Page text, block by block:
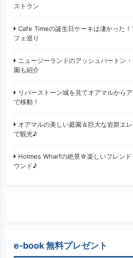
ストラン
Cafe Timeの誕生日ケーキは凄かった！
フェ巡り
ニュージーランドのアッシュバートン
園も紹介
リバーストーン城を見てオアマルから
で移動！
オアマルの美しい庭園＆巨大な岩群エ
で観光♪
Holmes Wharfの絶景☆楽しいフレンド
ウンド♪
e-book 無料プレゼント